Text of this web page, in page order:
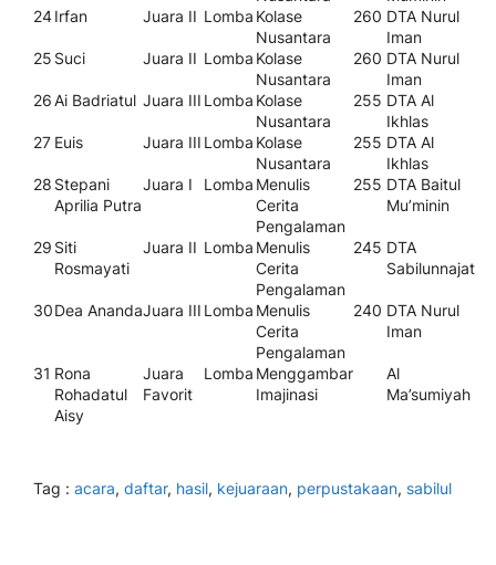
24Irfan Juara II Lomba Kolase
Nusantara
260 DTA Nurul
Iman
25 Suci Juara II Lomba Kolase
Nusantara
260 DTA Nurul
Iman
26 Ai Badriatul Juara III Lomba Kolase
Nusantara
255 DTA Al
Ikhlas
27 Euis Juara III Lomba Kolase
Nusantara
255 DTA Al
Ikhlas
28 Stepani
Aprilia Putra
Juara I Lomba Menulis
Cerita
Pengalaman
255 DTA Baitul
Mu’minin
29 Siti
Rosmayati
Juara II Lomba Menulis
Cerita
Pengalaman
245 DTA
Sabilunnajat
30Dea AnandaJuara III Lomba Menulis
Cerita
Pengalaman
240 DTA Nurul
Iman
31 Rona
Rohadatul
Aisy
Juara
Favorit
Lomba Menggambar
Imajinasi
Al
Ma’sumiyah
Tag : acara, daftar, hasil, kejuaraan, perpustakaan, sabilul